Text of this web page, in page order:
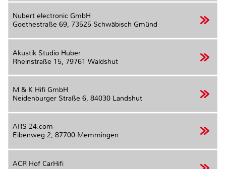
Nubert electronic GmbH
Goethestraße 69, 73525 Schwäbisch Gmünd
Akustik Studio Huber
Rheinstraße 15, 79761 Waldshut
M & K Hifi GmbH
Neidenburger Straße 6, 84030 Landshut
ARS 24.com
Eibenweg 2, 87700 Memmingen
ACR Hof CarHifi